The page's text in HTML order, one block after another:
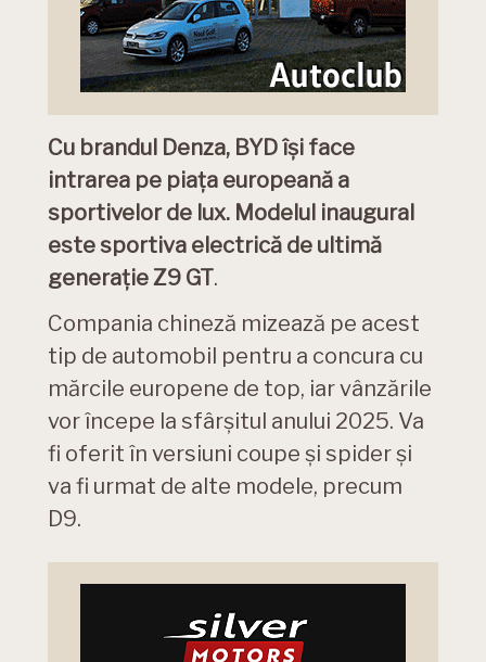
Cu brandul Denza, BYD își face
intrarea pe piața europeană a
sportivelor de lux. Modelul inaugural
este sportiva electrică de ultimă
generație Z9 GT.
Compania chineză mizează pe acest
tip de automobil pentru a concura cu
mărcile europene de top, iar vânzările
vor începe la sfârșitul anului 2025. Va
fi oferit în versiuni coupe și spider și
va fi urmat de alte modele, precum
D9.